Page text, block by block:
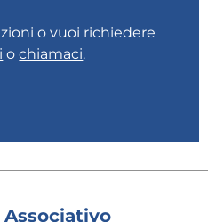
o vuoi richiedere
ochiamaci.